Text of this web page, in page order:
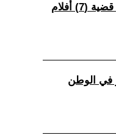
(3) بعض من الارتجال لا يفسد للعلم قضية (7) أفلام
في الوطن